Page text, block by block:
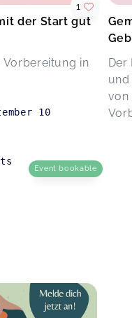
der Start gut
in
1
10
Event bookable
von